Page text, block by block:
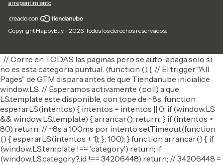
arrepentimiento
Copyright HappyBuy - 2026. Todos los derechos reservados.
. // Corre en TODAS las paginas pero se auto-apaga solo si
no es esta categoria puntual. (function () { // El trigger "All
Pages" de GTM dispara antes de que Tiendanube inicialice
window.LS. // Esperamos activamente (poll) a que
LS.template este disponible, con tope de ~8s. function
esperarLS(intentos) { intentos = intentos || 0; if (window.LS
&& window.LS.template) { arrancar(); return; } if (intentos >
80) return; // ~8s a 100ms por intento setTimeout(function
() { esperarLS(intentos + 1); }, 100); } function arrancar() { if
(window.LS.template !== 'category') return; if
(window.LS.category?.id !== 34206448) return; // 34206448 =